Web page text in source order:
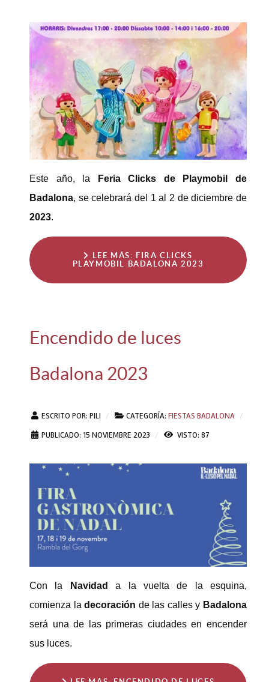
Este año, la
Feria Clicks de Playmobil de
Badalona, se celebrará del 1 al 2 de diciembre de
2023.
LEE MÁS: FIRA CLICKS
PLAYMOBIL BADALONA 2023
Encendido de luces
Badalona 2023
ESCRITO POR: PILI CATEGORÍA: FIESTAS BADALONA
PUBLICADO: 15 NOVIEMBRE 2023
VISTO: 87
Con la Navidada la vuelta de la esquina,
comienza ladecoración de las calles y Badalona
será una de las primeras ciudades en encender
sus luces.